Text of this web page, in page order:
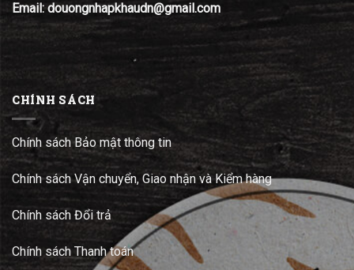
Email: douongnhapkhaudn@gmail.com
CHÍNH SÁCH
Chính sách Bảo mật thông tin
Chính sách Vận chuyển, Giao nhận và Kiểm hàng
Chính sách Đổi trả
Chính sách Thanh toán